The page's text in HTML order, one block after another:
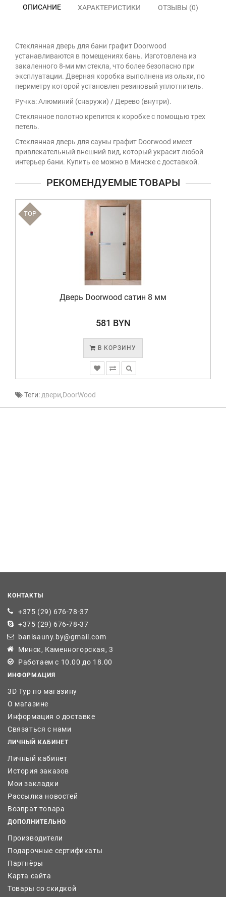
ОПИСАНИЕ ХАРАКТЕРИСТИКИ ОТЗЫВЫ (0)
Стеклянная дверь для бани графит Doorwood
устанавливаются в помещениях бань. Изготовлена из
закаленного 8-ми мм стекла, что более безопасно при
эксплуатации. Дверная коробка выполнена из ольхи, по
периметру которой установлен резиновый уплотнитель.
Ручка: Алюминий (снаружи) / Дерево (внутри).
Стеклянное полотно крепится к коробке с помощью трех
петель.
Стеклянная дверь для сауны графит Doorwood имеет
привлекательный внешний вид, который украсит любой
интерьер бани. Купить ее можно в Минске с доставкой.
РЕКОМЕНДУЕМЫЕ ТОВАРЫ
TOP
Дверь Doorwood сатин 8 мм
581 BYN
В КОРЗИНУ
Теги: двери,DoorWood
КОНТАКТЫ
+375 (29) 676-78-37
+375 (29) 676-78-37
banisauny.by@gmail.com
Минск, Каменногорская, 3
Работаем с 10.00 до 18.00
ИНФОРМАЦИЯ
3D Тур по магазину
О магазине
Информация о доставке
Связаться с нами
ЛИЧНЫЙ КАБИНЕТ
Личный кабинет
История заказов
Мои закладки
Рассылка новостей
Возврат товара
ДОПОЛНИТЕЛЬНО
Производители
Подарочные сертификаты
Партнёры
Карта сайта
Товары со скидкой